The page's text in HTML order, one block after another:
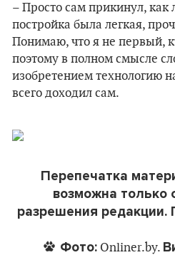
– Просто сам прикинул, как
постройка была легкая,
Понимаю, что я не первый,
поэтому в полном смысле
изобретением технологию
всего доходил сам.
Перепечатка
возможна только
разрешения редакции.
Фото:Onliner.by.